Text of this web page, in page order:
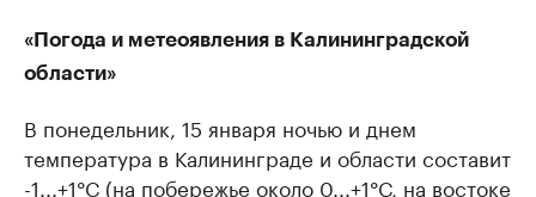
«Погода и метеоявления в Калининградской
области»
В понедельник, 15 января ночью и днем
температура в Калининграде и области составит
-1...+1°С (на побережье около 0...+1°С, на востоке